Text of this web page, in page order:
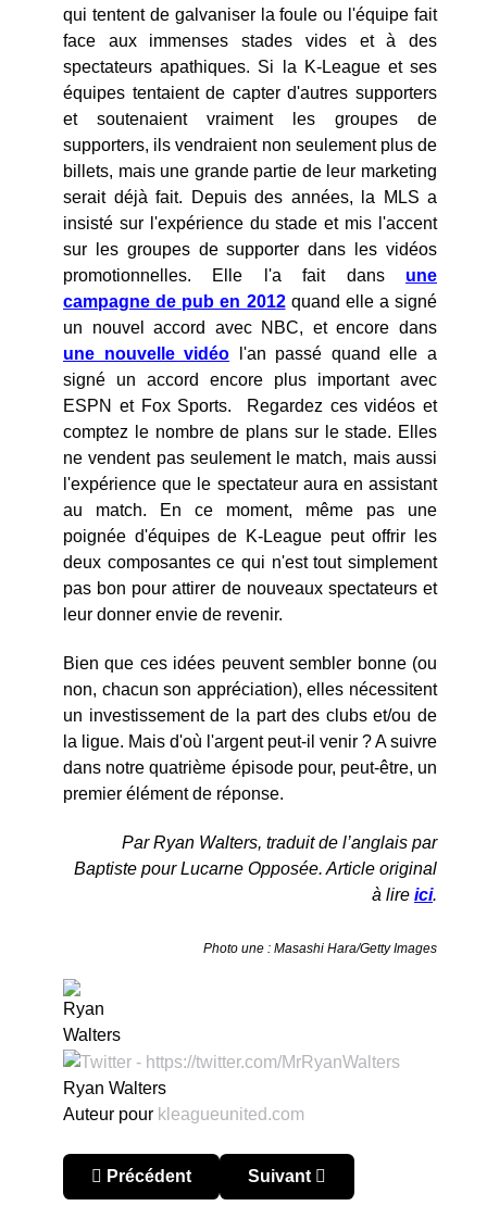
qui tentent de galvaniser la foule ou l'équipe fait
face aux immenses stades vides et à des
spectateurs apathiques. Si la K-League et ses
équipes tentaient de capter d'autres supporters
et soutenaient vraiment les groupes de
supporters, ils vendraient non seulement plus de
billets, mais une grande partie de leur marketing
serait déjà fait. Depuis des années, la MLS a
insisté sur l'expérience du stade et mis l'accent
sur les groupes de supporter dans les vidéos
promotionnelles. Elle l'a fait dans une
campagne de pub en 2012quand elle a signé
un nouvel accord avec NBC, et encore dans
une nouvelle vidéo l'an passé quand elle a
signé un accord encore plus important avec
ESPN et Fox Sports. Regardez ces vidéos et
comptez le nombre de plans sur le stade. Elles
ne vendent pas seulement le match, mais aussi
l'expérience que le spectateur aura en assistant
au match. En ce moment, même pas une
poignée d'équipes de K-League peut offrir les
deux composantes ce qui n'est tout simplement
pas bon pour attirer de nouveaux spectateurs et
leur donner envie de revenir.
Bien que ces idées peuvent sembler bonne (ou
non, chacun son appréciation), elles nécessitent
un investissement de la part des clubs et/ou de
la ligue. Mais d'où l'argent peut-il venir ? A suivre
dans notre quatrième épisode pour, peut-être, un
premier élément de réponse.
Par Ryan Walters, traduit de l’anglais par
Baptiste pour Lucarne Opposée. Article original
à lire ici.
Photo une : Masashi Hara/Getty Images
Ryan Walters
Auteur pour kleagueunited.com
Article précédent : Leonardo Ulloa, l’Argentin
Précédent Article suivant : Six choses
Suivant